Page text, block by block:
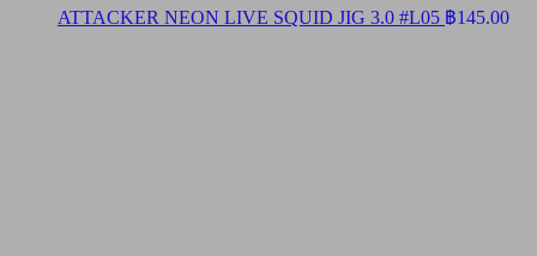
ATTACKER NEON LIVE SQUID JIG 3.0 #L05 ฿145.00